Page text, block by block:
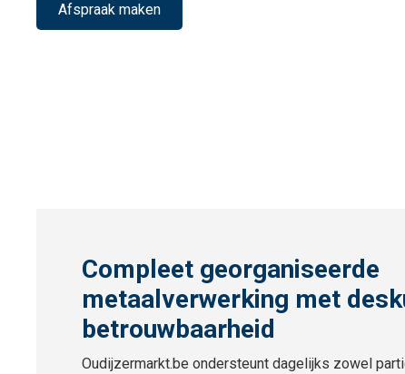
Afspraak maken
Compleet georganiseerde
metaalverwerking met
betrouwbaarheid
Oudijzermarkt.be ondersteunt dagelijks zowel